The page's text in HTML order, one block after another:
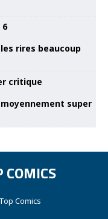
rires beaucoup
super
COMICS
Comics